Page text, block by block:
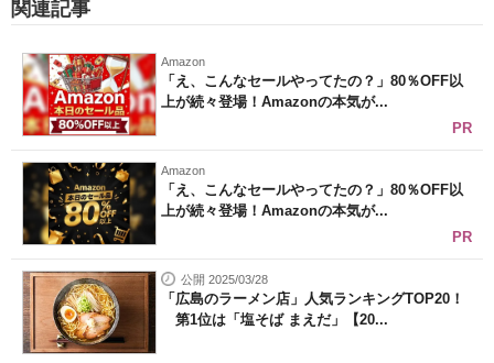
関連記事
Amazon
「え、こんなセールやってたの？」80％OFF以
上が続々登場！Amazonの本気が...
PR
Amazon
「え、こんなセールやってたの？」80％OFF以
上が続々登場！Amazonの本気が...
PR
公開 2025/03/28
「広島のラーメン店」人気ランキングTOP20！
第1位は「塩そば まえだ」【20...